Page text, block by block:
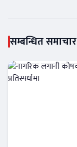
सम्बन्धित समाचार